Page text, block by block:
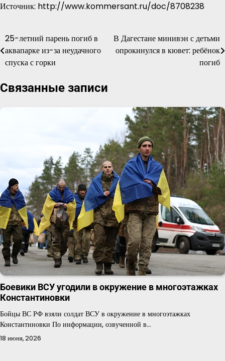
Источник: http://www.kommersant.ru/doc/8708238
Навигация
по
25-летний парень погиб в
аквапарке из-за неудачного
спуска с горки
В Дагестане минивэн с детьми
опрокинулся в кювет: ребёнок
погиб
Связанные записи
Боевики ВСУ угодили в окружение в многоэтажках
Константиновки
Бойцы ВС РФ взяли солдат ВСУ в окружение в многоэтажках
Константиновки По информации, озвученной в…
18 июня, 2026